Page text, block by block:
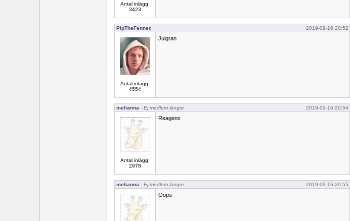
Antal inlägg:
3423
PipTheFennec 2019-09-16 20:52
Antal inlägg:
4554
Julgran
melianna - Ej medlem längre 2019-09-16 20:54
Antal inlägg:
2978
Reagens
melianna - Ej medlem längre 2019-09-16 20:55
Oops